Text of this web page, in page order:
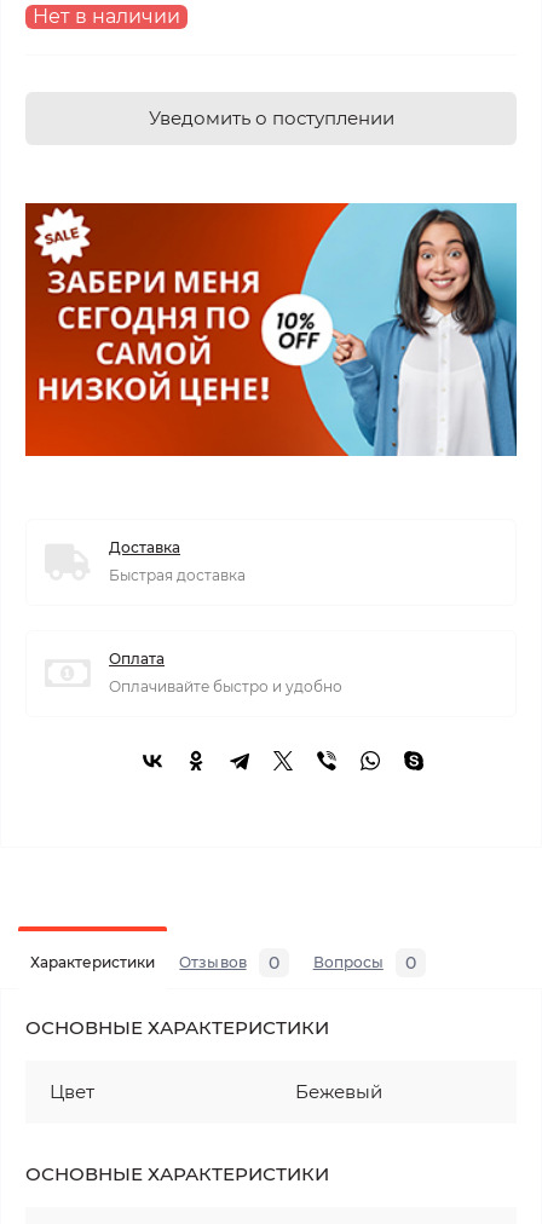
Нет в наличии
Уведомить о поступлении
Доставка
Быстрая доставка
Оплата
Оплачивайте быстро и удобно
Характеристики Отзывов 0 Вопросы 0
ОСНОВНЫЕ ХАРАКТЕРИСТИКИ
Цвет Бежевый
ОСНОВНЫЕ ХАРАКТЕРИСТИКИ